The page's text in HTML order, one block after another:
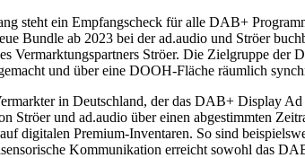
steht ein Empfangscheck für alle DAB+
Bundle ab 2023 bei der ad.audio und Ströer
Vermarktungspartners Ströer. Die Zielgruppe
und über eine DOOH-Fläche räumlich
in Deutschland, der das DAB+ Display
Ströer und ad.audio über einen abgestimmten
digitalen Premium-Inventaren. So sind
Kommunikation erreicht sowohl das